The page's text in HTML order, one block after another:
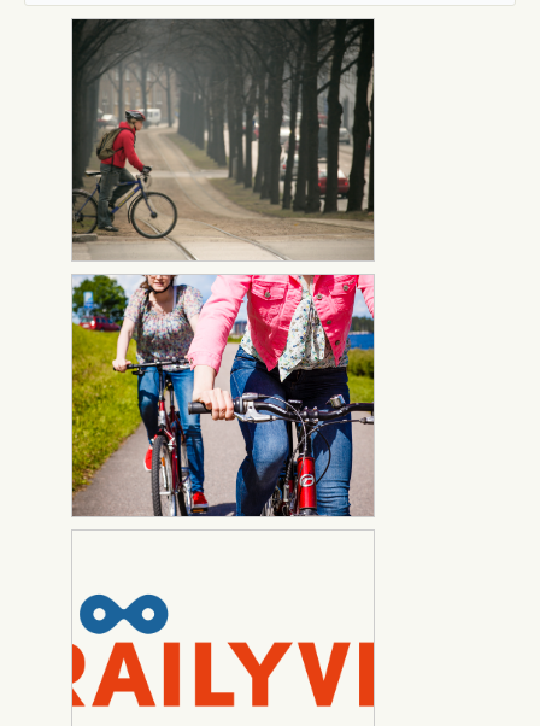
Pyöräilijä
ylittämässä
raitiovaunukiskoja
Nimeä lähteeksi:
Pyöräilykuntien verkosto /
Antero Aaltonen
Lappenranta
Pyöräily kasvattaa suosiotaan
Lappeenrannassa. Kuva: Mikko
Nikkinen.
Pyöräilyviikon
logo
Pyöräilyviikon logo 2017